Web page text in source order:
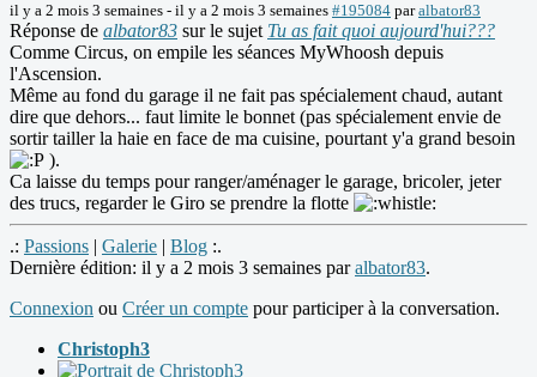
il y a 2 mois 3 semaines - il y a 2 mois 3 semaines #195084 paralbator83
Réponse de albator83 sur le sujet Tu as fait quoi aujourd'hui???
Comme Circus, on empile les séances MyWhoosh depuis
l'Ascension.
Même au fond du garage il ne fait pas spécialement chaud, autant
dire que dehors... faut limite le bonnet (pas spécialement envie de
sortir tailler la haie en face de ma cuisine, pourtant y'a grand besoin
).
Ca laisse du temps pour ranger/aménager le garage, bricoler, jeter
des trucs, regarder le Giro se prendre la flotte
.: Passions | Galerie | Blog :.
Dernière édition: il y a 2 mois 3 semaines paralbator83.
Connexion ou Créer un compte pour participer à la conversation.
Christoph3